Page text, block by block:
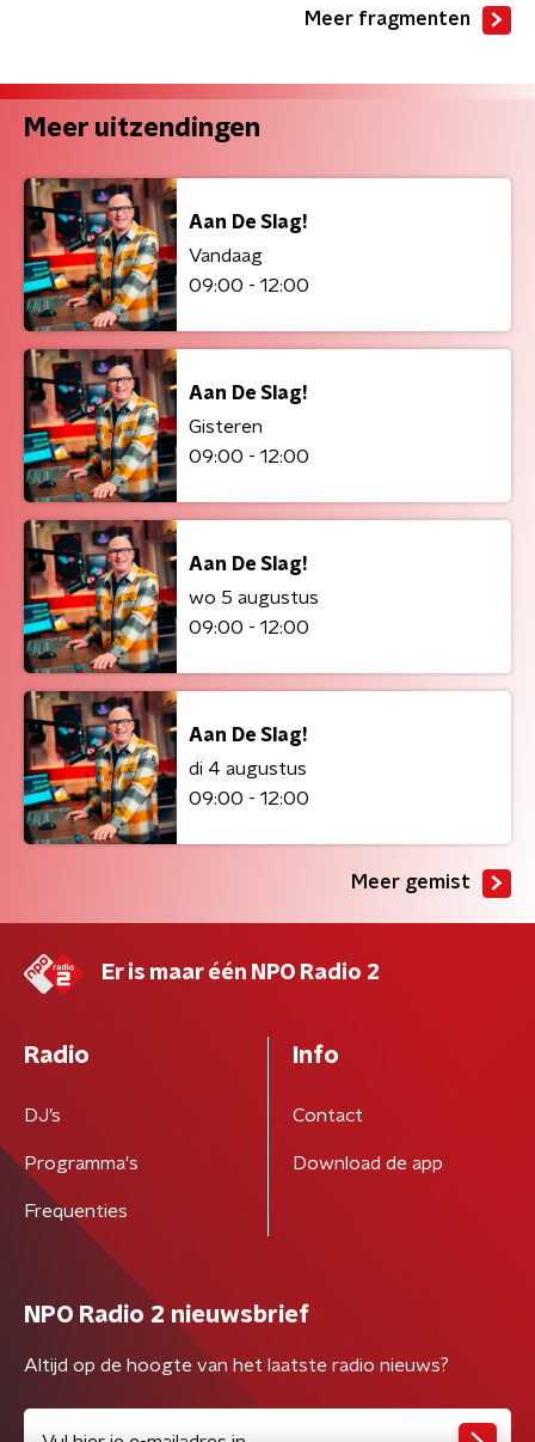
Meer fragmenten
Meer uitzendingen
Aan De Slag!
Vandaag
09:00 - 12:00
Aan De Slag!
Gisteren
09:00 - 12:00
Aan De Slag!
wo 5 augustus
09:00 - 12:00
Aan De Slag!
di 4 augustus
09:00 - 12:00
Meer gemist
Er is maar één NPO Radio 2
Radio
DJ’s
Programma's
Frequenties
Info
Contact
Download de app
NPO Radio 2 nieuwsbrief
Altijd op de hoogte van het laatste radio nieuws?